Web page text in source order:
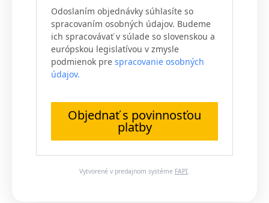
Odoslaním objednávky súhlasíte so
spracovaním osobných údajov. Budeme
ich spracovávať v súlade so slovenskou a
európskou legislatívou v zmysle
podmienok pre spracovanie osobných
údajov.
Objednať s povinnosťou
platby
Vytvorené v predajnom systéme FAPI.